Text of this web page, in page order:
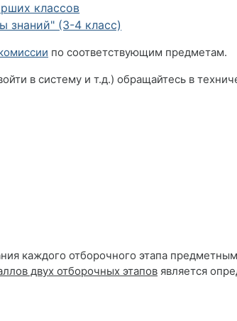
классов
знаний" (3-4 класс)
по соответствующим предметам.
в систему и т.д.) обращайтесь в
каждого отборочного этапа
двух отборочных этапов является